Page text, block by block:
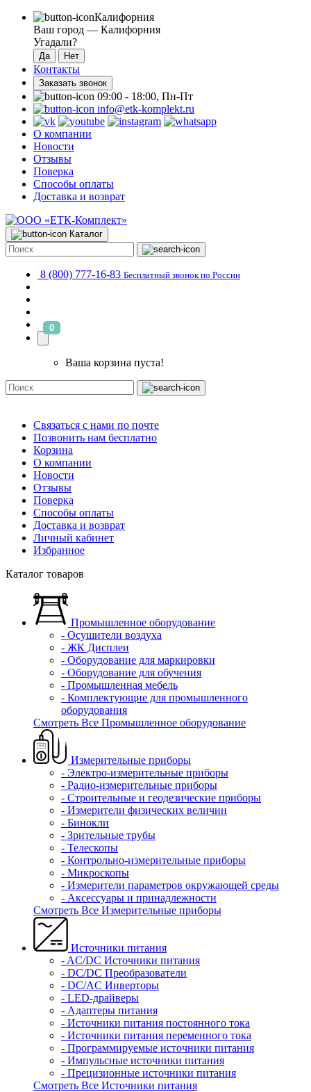
Калифорния
Ваш город — Калифорния
Угадали?
Контакты
Заказать звонок
09:00 - 18:00, Пн-Пт
info@etk-komplekt.ru
О компании
Новости
Отзывы
Поверка
Способы оплаты
Доставка и возврат
Каталог
8 (800) 777-16-83 Бесплатный звонок по России
0
Ваша корзина пуста!
Связаться с нами по почте
Позвонить нам бесплатно
Корзина
О компании
Новости
Отзывы
Поверка
Способы оплаты
Доставка и возврат
Личный кабинет
Избранное
Каталог товаров
Промышленное оборудование
- Осушители воздуха
- ЖК Дисплеи
- Оборудование для маркировки
- Оборудование для обучения
- Промышленная мебель
- Комплектующие для промышленного
оборудования
Смотреть Все Промышленное оборудование
Измерительные приборы
- Электро-измерительные приборы
- Радио-измерительные приборы
- Строительные и геодезические приборы
- Измерители физических величин
- Бинокли
- Зрительные трубы
- Телескопы
- Контрольно-измерительные приборы
- Микроскопы
- Измерители параметров окружающей среды
- Аксессуары и принадлежности
Смотреть Все Измерительные приборы
Источники питания
- AC/DC Источники питания
- DC/DC Преобразователи
- DC/AC Инверторы
- LED-драйверы
- Адаптеры питания
- Источники питания постоянного тока
- Источники питания переменного тока
- Программируемые источники питания
- Импульсные источники питания
- Прецизионные источники питания
Смотреть Все Источники питания